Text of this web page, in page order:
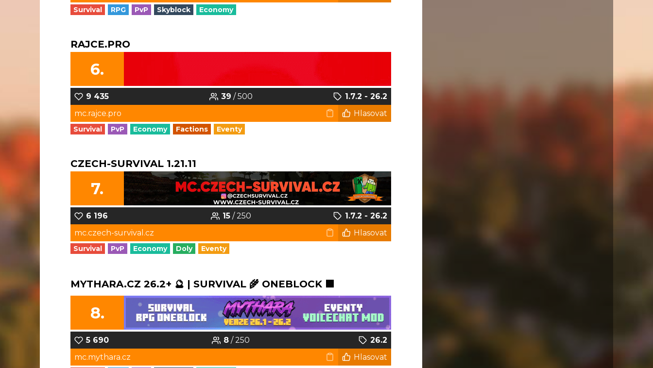
Survival RPG PvP Skyblock Economy
RAJCE.PRO
6.
9 435 39 / 500
1.7.2 - 26.2
mc.rajce.pro
Hlasovat
Survival PvP Economy Factions Eventy
CZECH-SURVIVAL 1.21.11
7.
6 196 15/ 250
1.7.2 - 26.2
mc.czech-survival.cz
Hlasovat
Survival PvP Economy Doly Eventy
MYTHARA.CZ 26.2+ 🔮 | SURVIVAL 🌾 ONEBLOCK 🟩
8.
5 690 8 / 250
26.2
mc.mythara.cz
Hlasovat